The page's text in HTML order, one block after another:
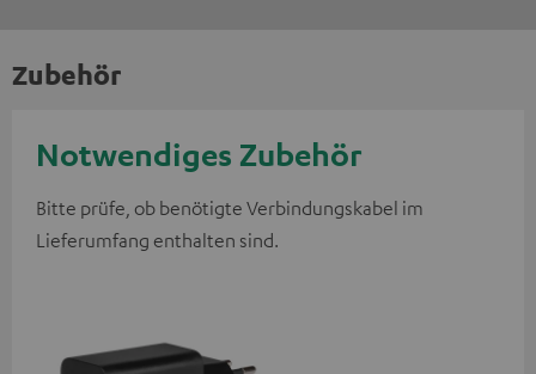
Zubehör
Notwendiges Zubehör
Bitte prüfe, ob benötigte Verbindungskabel im
Lieferumfang enthalten sind.